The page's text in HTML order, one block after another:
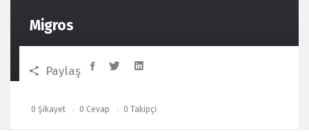
Migros
Paylaş
0 Takipçi
0 Cevap
0 Şikayet